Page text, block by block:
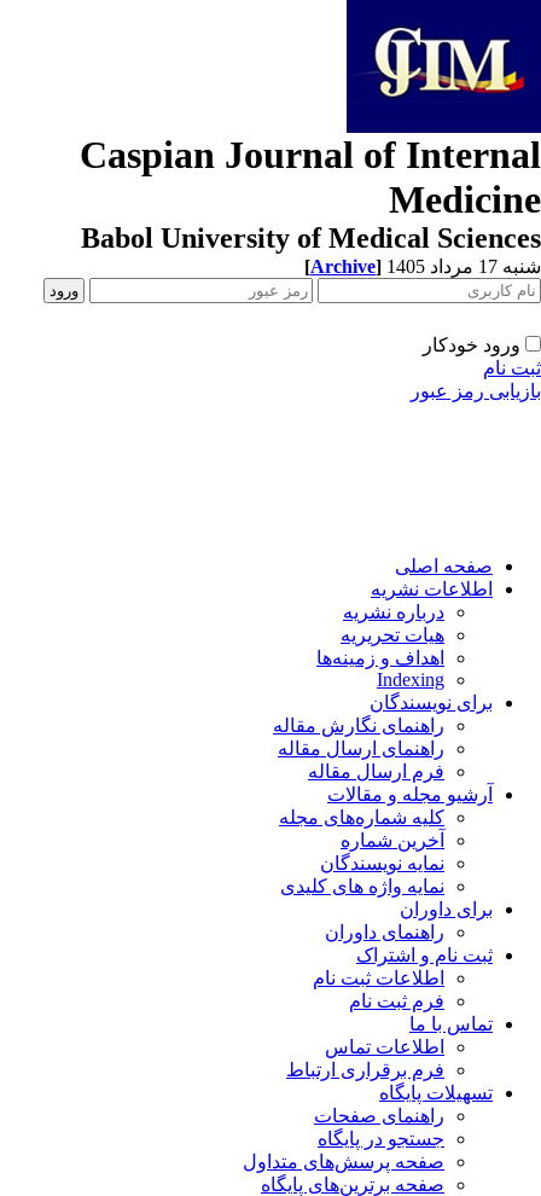
Caspian Journal of
Babol University of Medical
مرداد 1405 [Archive]
ورود خودکار
نام
رمز عبور
صفحه اصلی
اطلاعات نشریه
درباره نشریه
هیات تحریریه
اهداف و زمینه‌ها
Indexing
برای نویسندگان
راهنمای نگارش مقاله
راهنمای ارسال مقاله
فرم ارسال مقاله
آرشیو مجله و مقالات
کلیه شماره‌های مجله
آخرین شماره
نمایه نویسندگان
نمایه واژه های کلیدی
برای داوران
راهنمای داوران
ثبت نام و اشتراک
اطلاعات ثبت نام
فرم ثبت نام
تماس با ما
اطلاعات تماس
فرم برقراری ارتباط
تسهیلات پایگاه
راهنمای صفحات
جستجو در پایگاه
صفحه پرسش‌های متداول
صفحه برترین‌های پایگاه